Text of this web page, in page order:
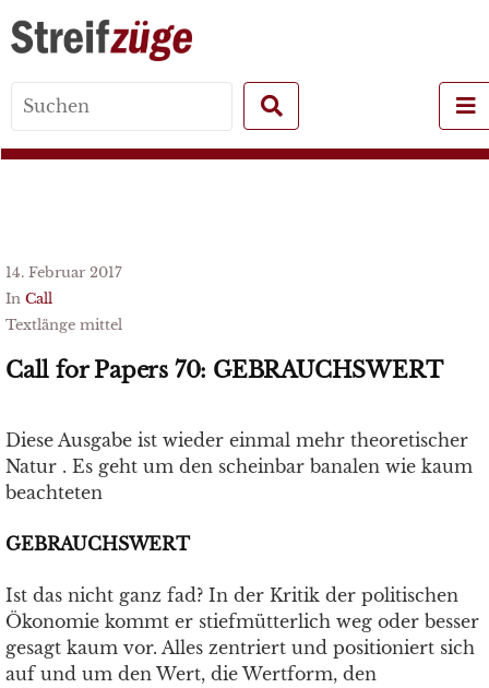
for:
14. Februar 2017
In Call
Textlänge mittel
Call for Papers 70: GEBRAUCHSWERT
Diese Ausgabe ist wieder einmal mehr theoretischer
Natur . Es geht um den scheinbar banalen wie kaum
beachteten
GEBRAUCHSWERT
Ist das nicht ganz fad? In der Kritik der politischen
Ökonomie kommt er stiefmütterlich weg oder besser
gesagt kaum vor. Alles zentriert und positioniert sich
auf und um den Wert, die Wertform, den